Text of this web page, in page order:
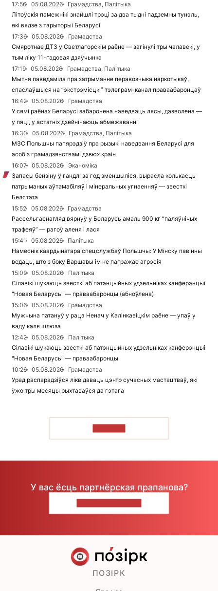
17:56
05.08.2026
Грамадства, Палітыка
Літоўскія памежнікі знайшлі трэці за два тыдні падземны тунэль,
які вядзе з тэрыторыі Беларусі
17:36
05.08.2026
Грамадства
Смяротнае ДТЗ у Светлагорскім раёне — загінулі тры чалавекі, у
тым ліку 11-гадовая дзяўчынка
17:19
05.08.2026
Грамадства, Палітыка
Мытня паведаміла пра затрыманне перавозчыка наркотыкаў,
спаслаўшыся на “экстрэмісцкі” тэлеграм-канал праваабаронцаў
16:42
05.08.2026
Грамадства
У сямі раёнах Беларусі забаронена наведваць лясы, дазволена —
у пяці, у астатніх дзейнічаюць абмежаванні
16:30
05.08.2026
Грамадства, Палітыка
МЗС Польшчы папярэдзіў пра рызыкі наведвання Беларусі для
асоб з грамадзянствамі дзвюх краін
16:07
05.08.2026
Эканоміка
Запасы бензіну ў гандлі за год зменшыліся, вырасла колькасць
патрыманых аўтамабіляў і мінеральных угнаенняў — звесткі
Белстата
15:52
05.08.2026
Грамадства
Рассельгаснагляд вярнуў у Беларусь амаль 900 кг “паляўнічых
трафеяў” — рагоў аленя і лася
15:41
05.08.2026
Палітыка
Намеснік каардынатара спецслужбаў Польшчы: У Мінску павінны
ведаць, што з боку Варшавы ім не пагражае агрэсія
15:09
05.08.2026
Палітыка
Сілавікі шукаюць звесткі аб патэнцыйных удзельніках канферэнцыі
"Новая Беларусь" — праваабаронцы (абноўлена)
15:06
05.08.2026
Грамадства
Мужчына патануў у рацэ Ненач у Калінкавіцкім раёне — упаў у
ваду каля шлюза
12:42
05.08.2026
Палітыка
Сілавікі шукаюць звесткі аб патэнцыйных удзельніках канферэнцыі
"Новая Беларусь" — праваабаронцы
10:26
05.08.2026
Грамадства
Урад распарадзіўся ліквідаваць цэнтр сучасных мастацтваў, які
ўжо тры месяцы рыхтаваўся да гэтага
У вас ёсць партнёрская прапанова?
ПОЗІРК